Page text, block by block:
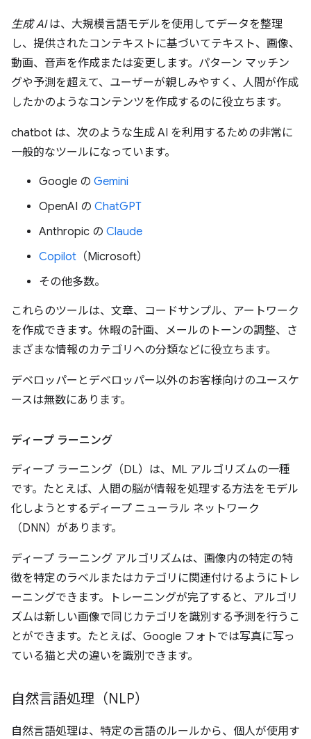
生成 AIは、大規模言語モデルを使用してデータを整理
し、提供されたコンテキストに基づいてテキスト、画像、
動画、音声を作成または変更します。パターン マッチン
グや予測を超えて、ユーザーが親しみやすく、人間が作成
したかのようなコンテンツを作成するのに役立ちます。
chatbot は、次のような生成 AI を利用するための非常に
一般的なツールになっています。
Google の Gemini
OpenAI の ChatGPT
Anthropic の Claude
Copilot （Microsoft）
その他多数。
これらのツールは、文章、コードサンプル、アートワーク
を作成できます。休暇の計画、メールのトーンの調整、さ
まざまな情報のカテゴリへの分類などに役立ちます。
デベロッパーとデベロッパー以外のお客様向けのユースケ
ースは無数にあります。
ディープ ラーニング
ディープ ラーニング（DL）は、ML アルゴリズムの一種
です。たとえば、人間の脳が情報を処理する方法をモデル
化しようとするディープ ニューラル ネットワーク
（DNN）があります。
ディープ ラーニング アルゴリズムは、画像内の特定の特
徴を特定のラベルまたはカテゴリに関連付けるようにトレ
ーニングできます。トレーニングが完了すると、アルゴリ
ズムは新しい画像で同じカテゴリを識別する予測を行うこ
とができます。たとえば、Google フォトでは写真に写っ
ている猫と犬の違いを識別できます。
自然言語処理（NLP）
自然言語処理は、特定の言語のルールから、個人が使用す